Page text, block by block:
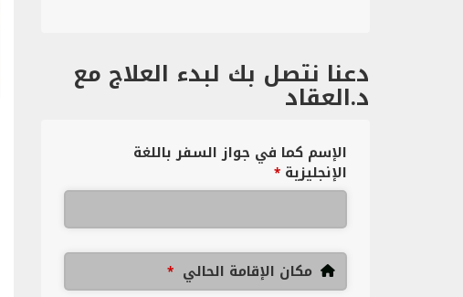
دعنا نتصل بك لبدء العلاج مع
د.العقاد
الإسم كما في جواز السفر باللغة
الإنجليزية *
مكان الإقامة الحالي *